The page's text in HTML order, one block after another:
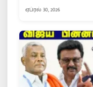
ஏப்ரல் 30, 2026